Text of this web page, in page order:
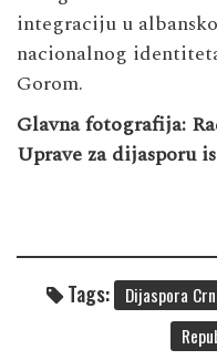
integraciju u
nacionalnog
Gorom.
Glavna fotografija:
Uprave za dijasporu
Tags:
Dijaspora